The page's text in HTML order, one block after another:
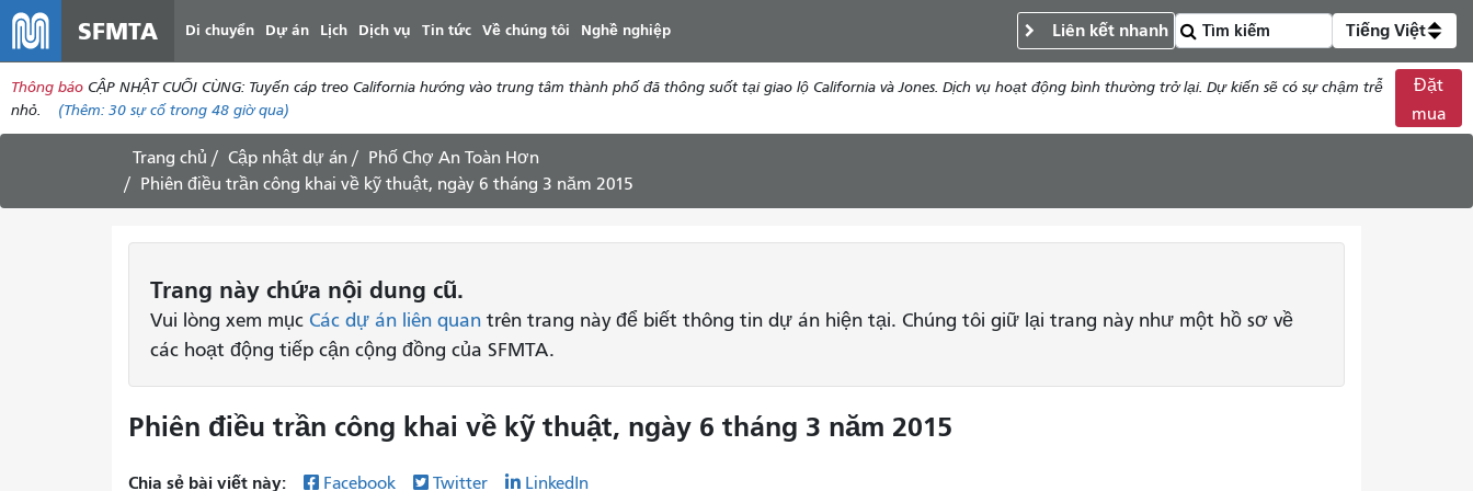
dung
SFMTA Di chuyển Dự án Lịch Dịch vụ Tin tức Về chúng tôi Nghề nghiệp Liên kết nhanh Tiếng Việt
Thông báo CẬP NHẬT CUỐI CÙNG: Tuyến cáp treo California hướng vào trung tâm thành phố đã thông suốt tại giao lộ California và Jones. Dịch vụ hoạt động bình thường trở lại. Dự kiến ​​sẽ có sự chậm trễ
nhỏ.
(Thêm: 30 sự cố trong 48 giờ qua)
Đặt
mua
Trang chủ Cập nhật dự án
Phố Chợ An Toàn Hơn
Phiên điều trần công khai về kỹ thuật, ngày 6 tháng 3 năm 2015
Trang này chứa nội dung cũ.
Vui lòng xem mục Các dự án liên quan trên trang này để biết thông tin dự án hiện tại. Chúng tôi giữ lại trang này như một hồ sơ về
các hoạt động tiếp cận cộng đồng của SFMTA.
Phiên điều trần công khai về kỹ thuật, ngày 6 tháng 3 năm 2015
Chia sẻ bài viết này: Facebook Twitter LinkedIn